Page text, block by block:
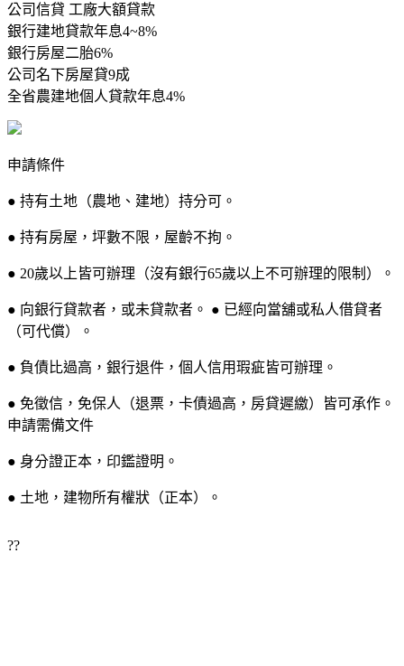
公司信貸 工廠大額貸款
銀行建地貸款年息4~8%
銀行房屋二胎6%
公司名下房屋貸9成
全省農建地個人貸款年息4%
申請條件
● 持有土地（農地、建地）持分可。
● 持有房屋，坪數不限，屋齡不拘。
● 20歲以上皆可辦理（沒有銀行65歲以上不可辦理的限制）。
● 向銀行貸款者，或未貸款者。 ● 已經向當舖或私人借貸者
（可代償）。
● 負債比過高，銀行退件，個人信用瑕疵皆可辦理。
● 免徵信，免保人（退票，卡債過高，房貸遲繳）皆可承作。
申請需備文件
● 身分證正本，印鑑證明。
● 土地，建物所有權狀（正本）。
??